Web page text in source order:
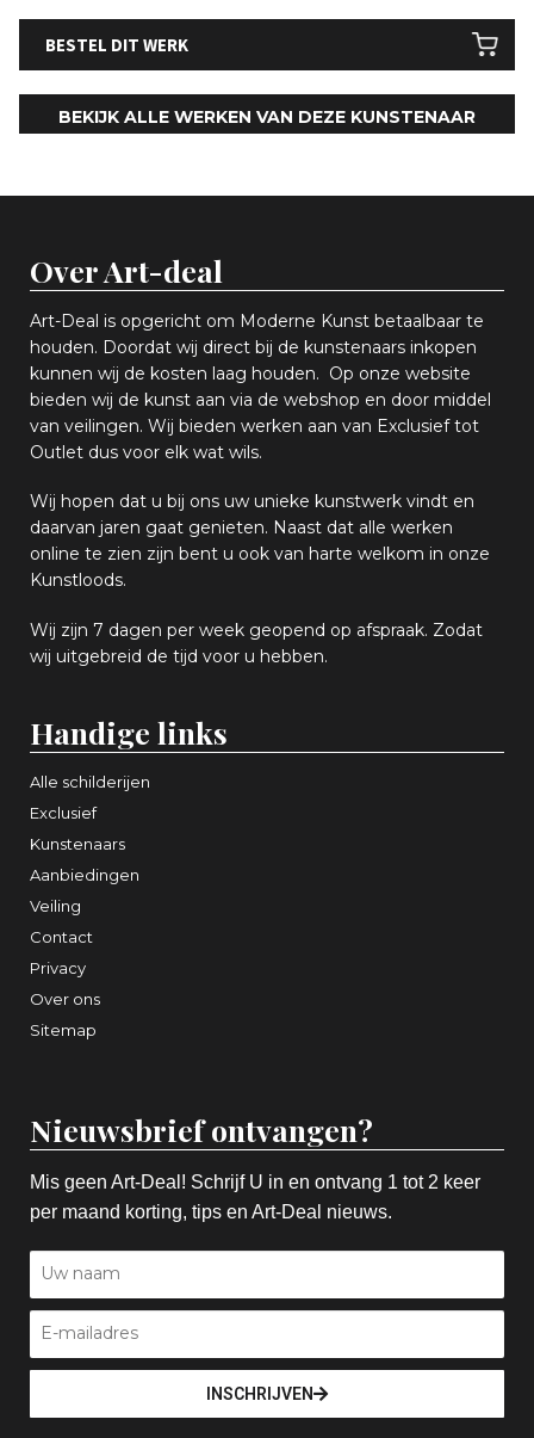
BESTEL DIT WERK
BEKIJK ALLE WERKEN VAN DEZE KUNSTENAAR
Over Art-deal
Art-Deal is opgericht om Moderne Kunst betaalbaar te
houden. Doordat wij direct bij de kunstenaars inkopen
kunnen wij de kosten laag houden. Op onze website
bieden wij de kunst aan via de webshop en door middel
van veilingen. Wij bieden werken aan van Exclusief tot
Outlet dus voor elk wat wils.
Wij hopen dat u bij ons uw unieke kunstwerk vindt en
daarvan jaren gaat genieten. Naast dat alle werken
online te zien zijn bent u ook van harte welkom in onze
Kunstloods.
Wij zijn 7 dagen per week geopend op afspraak. Zodat
wij uitgebreid de tijd voor u hebben.
Handige links
Alle schilderijen
Exclusief
Kunstenaars
Aanbiedingen
Veiling
Contact
Privacy
Over ons
Sitemap
Nieuwsbrief ontvangen?
Mis geen Art-Deal! Schrijf U in en ontvang 1 tot 2 keer
per maand korting, tips en Art-Deal nieuws.
INSCHRIJVEN